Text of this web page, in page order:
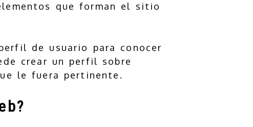
que forman el sitio
de usuario para conocer
crear un perfil sobre
le fuera pertinente.